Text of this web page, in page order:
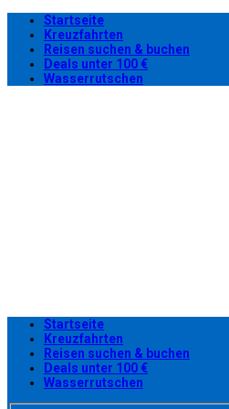
Startseite
Kreuzfahrten
Reisen suchen & buchen
Deals unter 100 €
Wasserrutschen
Startseite
Kreuzfahrten
Reisen suchen & buchen
Deals unter 100 €
Wasserrutschen